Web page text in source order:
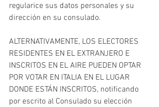
regularice sus datos personales y su
dirección en su consulado.
ALTERNATIVAMENTE, LOS ELECTORES
RESIDENTES EN EL EXTRANJERO E
INSCRITOS EN EL AIRE PUEDEN OPTAR
POR VOTAR EN ITALIA EN EL LUGAR
DONDE ESTÁN INSCRITOS, notificando
por escrito al Consulado su elección